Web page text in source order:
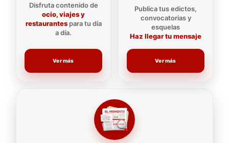
Disfruta contenido de
ocio, viajes y
restaurantespara tu día
a día.
Ver más
Publica tus edictos,
convocatorias y
esquelas
Haz llegar tu mensaje
Ver más